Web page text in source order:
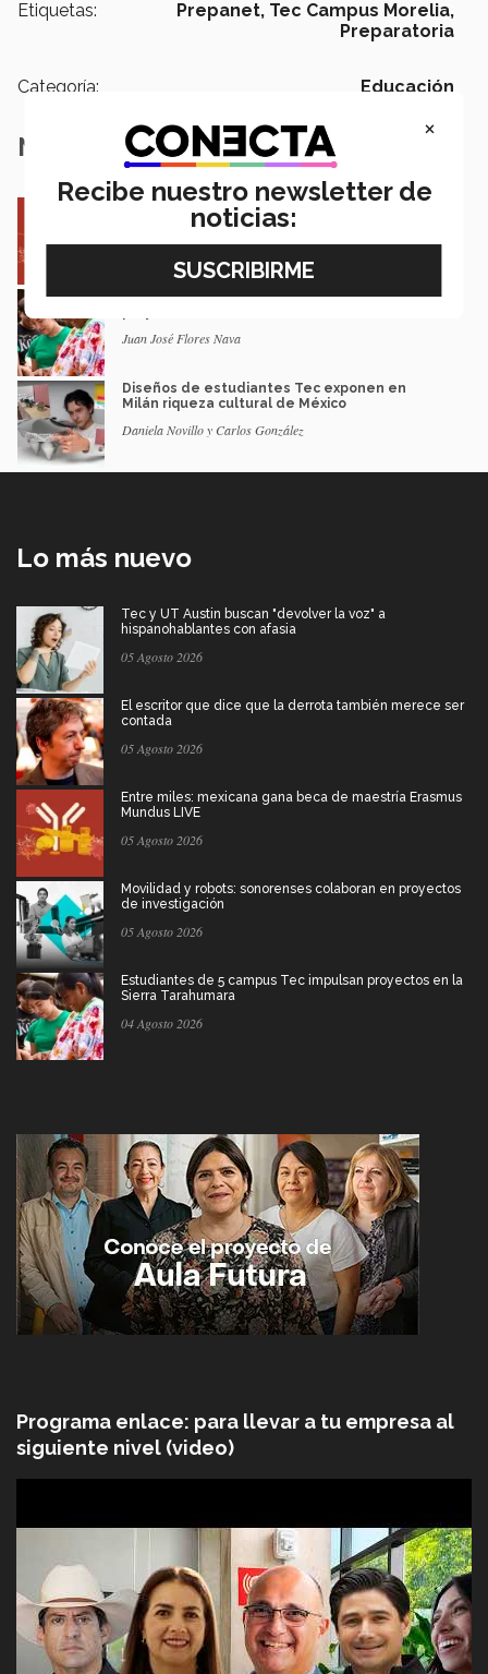
Etiquetas: Prepanet, Tec Campus Morelia,
Preparatoria
Categoría: Educación
Notas Relacionadas
Entre miles: mexicana gana beca de maestría
Erasmus Mundus LIVE
Natalia Croda
Estudiantes de 5 campus Tec impulsan
Juan José Flores Nava
Diseños de estudiantes Tec exponen en
Milán riqueza cultural de México
Daniela Novillo y Carlos González
Lo más nuevo
Tec y UT Austin buscan "devolver la voz" a
hispanohablantes con afasia
05 Agosto 2026
El escritor que dice que la derrota también merece ser
contada
05 Agosto 2026
Entre miles: mexicana gana beca de maestría Erasmus
Mundus LIVE
05 Agosto 2026
Movilidad y robots: sonorenses colaboran en proyectos
de investigación
05 Agosto 2026
Estudiantes de 5 campus Tec impulsan proyectos en la
Sierra Tarahumara
04 Agosto 2026
Programa enlace: para llevar a tu empresa al
siguiente nivel (video)
×
Recibe nuestro newsletter de
noticias: